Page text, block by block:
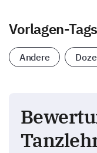
Vorlagen-Tags
Andere